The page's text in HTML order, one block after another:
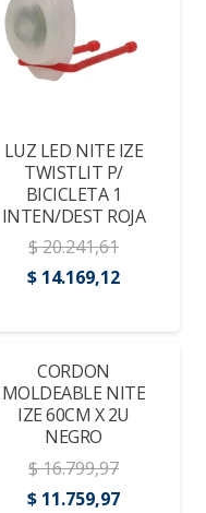
LUZ LED NITE IZE
TWISTLIT P/
BICICLETA 1
INTEN/DEST ROJA
$20.241,61
El
original
era:
$ 20.241,61.
$ 14.169,12El
actual
$
¡OFERTA!CORDON
MOLDEABLE NITE
IZE 60CM X 2U
NEGRO
$16.799,97
El
$ 11.759,97El